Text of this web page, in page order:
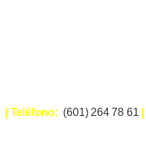
| Teléfono: (601) 264 78 61